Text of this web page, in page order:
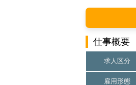
仕事概要
求人区分
雇用形態